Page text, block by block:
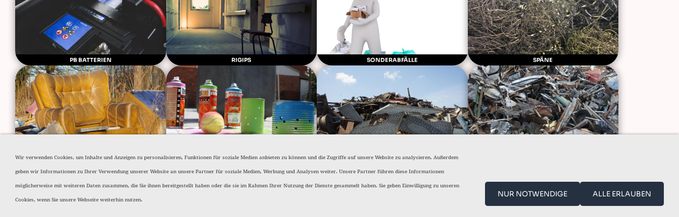
PB BATTERIEN RIGIPS SONDERABFÄLLE SPÄNE
HINWEISGEBERSYSTEM (WHISTLEBLOWER)
Wir verwenden Cookies, um Inhalte und Anzeigen zu personalisieren, Funktionen für soziale Medien anbieten zu können und die Zugriffe auf unsere Website zu analysieren. Außerdem
geben wir Informationen zu Ihrer Verwendung unserer Website an unsere Partner für soziale Medien, Werbung und Analysen weiter. Unsere Partner führen diese Informationen
möglicherweise mit weiteren Daten zusammen, die Sie ihnen bereitgestellt haben oder die sie im Rahmen Ihrer Nutzung der Dienste gesammelt haben. Sie geben Einwilligung zu unseren
Cookies, wenn Sie unsere Webseite weiterhin nutzen.
NUR NOTWENDIGE ALLE ERLAUBEN